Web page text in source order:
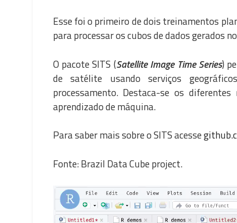
Esse foi o primeiro de dois treinamentos
para processar os cubos de dados gerados
O pacote SITS (Satellite Image Time Series)
de satélite usando serviços
processamento. Destaca-se os
aprendizado de máquina.
Para saber mais sobre o SITS acesse
Fonte: Brazil Data Cube project.